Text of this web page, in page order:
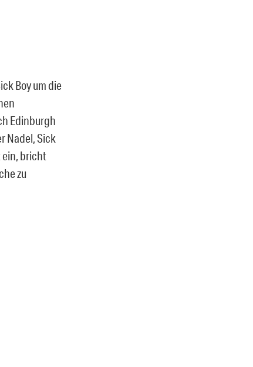
Boy um die
Edinburgh
Nadel, Sick
ein, bricht
zu